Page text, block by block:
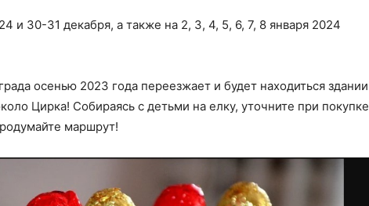
и 30-31 декабря, а также на 2, 3, 4, 5, 6, 7, 8 января 2024
осенью 2023 года переезжает и будет находиться здании
Цирка! Собираясь с детьми на елку, уточните при покупке
маршрут!